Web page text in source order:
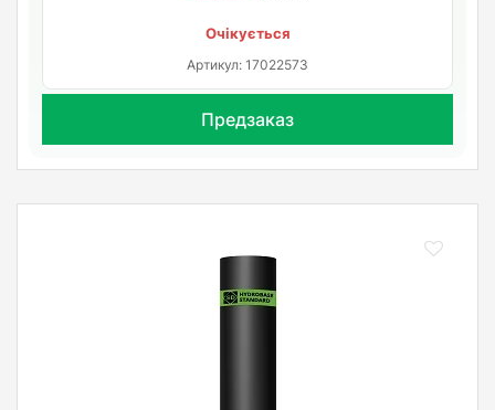
Очікується
Артикул: 17022573
Предзаказ